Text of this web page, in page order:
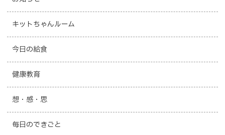
キットちゃんルーム
今日の給食
健康教育
想・感・思
毎日のできごと